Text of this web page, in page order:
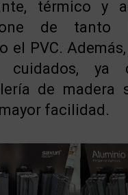
térmico y
de tanto
el PVC.
cuidados, ya
de madera
facilidad.